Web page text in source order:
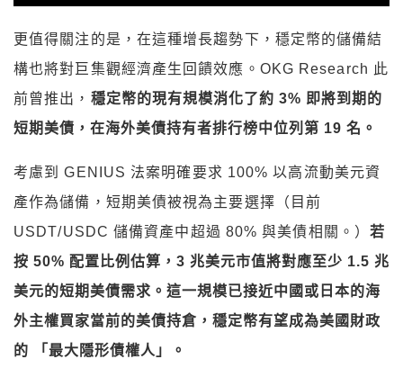
更值得關注的是，在這種增長趨勢下，穩定幣的儲備結
構也將對巨集觀經濟產生回饋效應。OKG Research 此
前曾推出， 穩定幣的現有規模消化了約 3% 即將到期的
短期美債，在海外美債持有者排行榜中位列第 19 名。
考慮到 GENIUS 法案明確要求 100% 以高流動美元資
產作為儲備，短期美債被視為主要選擇（目前
USDT/USDC 儲備資產中超過 80% 與美債相關。） 若
按 50% 配置比例估算，3 兆美元市值將對應至少 1.5 兆
美元的短期美債需求。這一規模已接近中國或日本的海
外主權買家當前的美債持倉，穩定幣有望成為美國財政
的 「最大隱形債權人」。